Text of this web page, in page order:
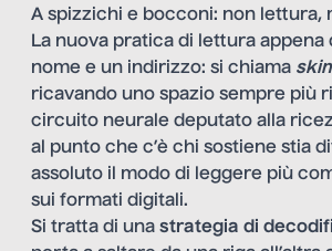
A spizzichi e bocconi: non lettura,
La nuova pratica di lettura appena
nome e un indirizzo: si chiama
ricavando uno spazio sempre più
circuito neurale deputato alla
al punto che c’è chi sostiene stia
assoluto il modo di leggere più
sui formati digitali.
Si tratta di una strategia di